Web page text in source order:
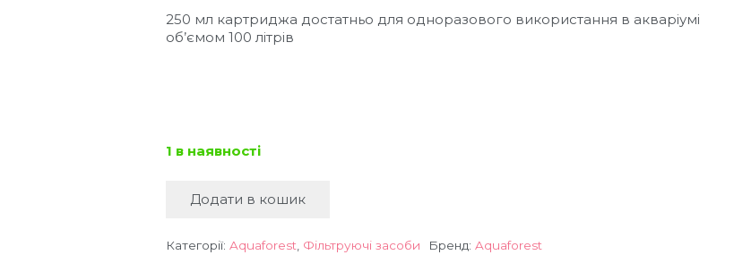
475 грн.350 грн.
250 мл картриджа достатньо для одноразового використання в акваріумі
об’ємом 100 літрів
1 в наявності
Bio
Додати в кошик
Категорії:Aquaforest, Фільтруючі засоби Бренд: Aquaforest